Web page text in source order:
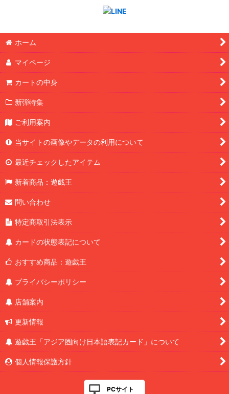
ホーム
マイページ
カートの中身
新弾特集
ご利用案内
当サイトの画像やデータの利用について
最近チェックしたアイテム
新着商品：遊戯王
問い合わせ
特定商取引法表示
カードの状態表記について
おすすめ商品：遊戯王
プライバシーポリシー
店舗案内
更新情報
遊戯王「アジア圏向け日本語表記カード」について
個人情報保護方針
PCサイト